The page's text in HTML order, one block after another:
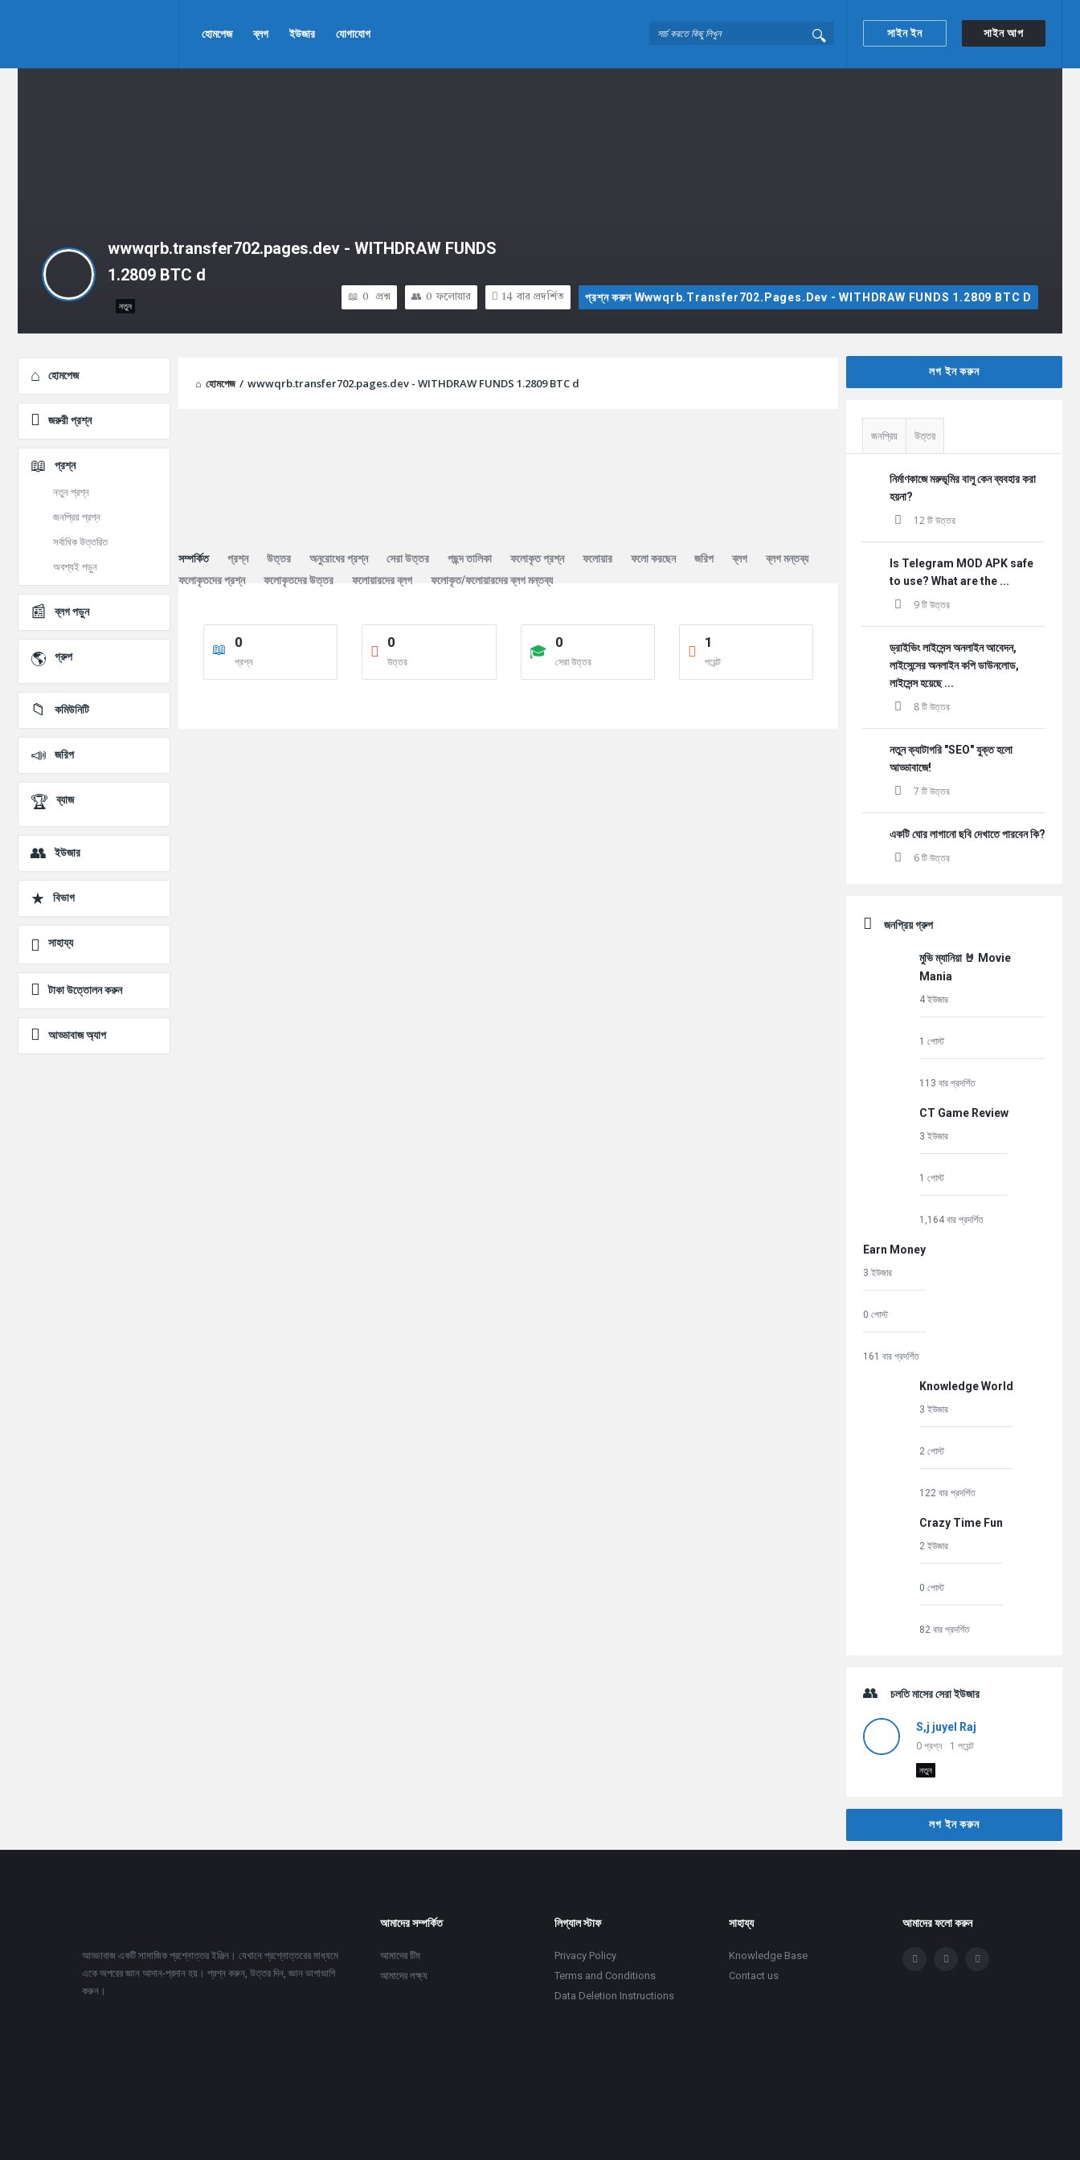
সাইন ইন সাইন আপ
Navigation
হোমপেজ ব্লগ ইউজার যোগাযোগ
wwwqrb.transfer702.pages.dev - WITHDRAW FUNDS
1.2809 BTC d
নতুন
প্রশ্ন করুন Wwwqrb.transfer702.pages.dev - WITHDRAW FUNDS 1.2809 BTC D
14 বার প্রদর্শিত
0 ফলোয়ার
0 প্রশ্ন
হোমপেজ / wwwqrb.transfer702.pages.dev - WITHDRAW FUNDS 1.2809 BTC d
সম্পর্কিত প্রশ্ন উত্তর অনুরোধের প্রশ্ন সেরা উত্তর পছন্দ তালিকা ফলোকৃত প্রশ্ন ফলোয়ার ফলো করছেন জরিপ ব্লগ
ব্লগ মন্তব্য
ফলোকৃতদের প্রশ্ন
ফলোকৃতদের উত্তর ফলোয়ারদের ব্লগ ফলোকৃত/ফলোয়ারদের ব্লগ মন্তব্য
0
প্রশ্ন
0
উত্তর
0
সেরা উত্তর
1
পয়েন্ট
লগ ইন করুন
জনপ্রিয় উত্তর
নির্মাণকাজে মরুভূমির বালু কেন ব্যবহার করা
হয়না?
12 টি উত্তর
Is Telegram MOD APK safe
to use? What are the ...
9 টি উত্তর
ড্রাইভিং লাইসেন্স অনলাইন আবেদন,
লাইসেন্সের অনলাইন কপি ডাউনলোড,
লাইসেন্স হয়েছে ...
8 টি উত্তর
নতুন ক্যাটাগরি "SEO" যুক্ত হলো
আড্ডাবাজে!
7 টি উত্তর
একটি ঘোর লাগানো ছবি দেখাতে পারবেন কি?
6 টি উত্তর
জনপ্রিয় গ্রুপ
মুভি ম্যানিয়া 🤘 Movie
Mania
4 ইউজার
1 পোস্ট
113 বার প্রদর্শিত
CT Game Review
3 ইউজার
1 পোস্ট
1,164 বার প্রদর্শিত
Earn Money
3 ইউজার
0 পোস্ট
161 বার প্রদর্শিত
Knowledge World
3 ইউজার
2 পোস্ট
122 বার প্রদর্শিত
Crazy Time Fun
2 ইউজার
0 পোস্ট
82 বার প্রদর্শিত
চলতি মাসের সেরা ইউজার
S,j juyel Raj
0প্রশ্ন 1 পয়েন্ট
নতুন
লগ ইন করুন
Explore
হোমপেজ
জরুরী প্রশ্ন
প্রশ্ন
নতুন প্রশ্ন
জনপ্রিয় প্রশ্ন
সর্বাধিক উত্তরিত
অবশ্যই পড়ুন
ব্লগ পড়ুন
গ্রুপ
কমিউনিটি
জরিপ
ব্যাজ
ইউজার
বিভাগ
সাহায্য
টাকা উত্তোলন করুন
আড্ডাবাজ অ্যাপ
আড্ডাবাজ একটি সামাজিক প্রশ্নোত্তর ইঞ্জিন। যেখানে প্রশ্নোত্তরের মাধ্যমে
একে অপরের জ্ঞান আদান-প্রদান হয়। প্রশ্ন করুন, উত্তর দিন, জ্ঞান ভাগাভাগি
করুন।
আমাদের সম্পর্কিত
আমাদের টিম
আমাদের লক্ষ্য
লিগ্যাল স্টাফ
Privacy Policy
Terms and Conditions
Data Deletion Instructions
সাহায্য
Knowledge Base
Contact us
আমাদের ফলো করুন